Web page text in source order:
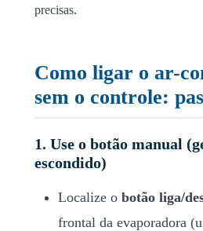
precisas.
Como ligar o ar-
sem o controle:
1. Use o botão manual
escondido)
Localize o botão liga/
frontal da evaporadora